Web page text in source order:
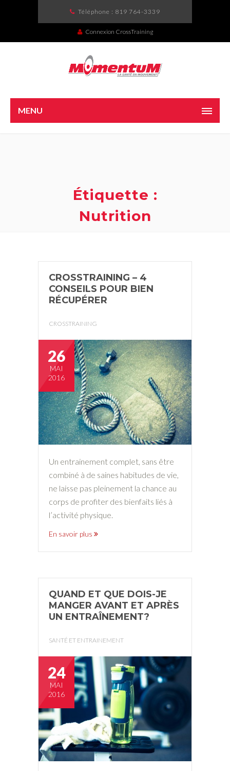
Téléphone : 819 764-3339
Connexion CrossTraining
MENU
Étiquette :
Nutrition
CROSSTRAINING – 4
CONSEILS POUR BIEN
RÉCUPÉRER
CROSSTRAINING
26
MAI
2016
Un entrainement complet, sans être
combiné à de saines habitudes de vie,
ne laisse pas pleinement la chance au
corps de profiter des bienfaits liés à
l’activité physique.
En savoir plus
QUAND ET QUE DOIS-JE
MANGER AVANT ET APRÈS
UN ENTRAÎNEMENT?
SANTÉ ET ENTRAINEMENT
24
MAI
2016